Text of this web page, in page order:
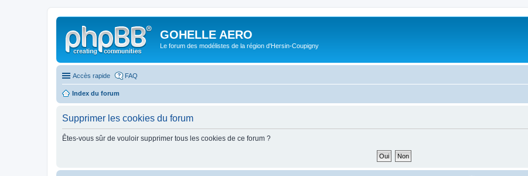
GOHELLE AERO
Le forum des modélistes de la région d'Hersin-Coupigny
Accès rapide FAQ
Index du forum
Supprimer les cookies du forum
Êtes-vous sûr de vouloir supprimer tous les cookies de ce forum ?